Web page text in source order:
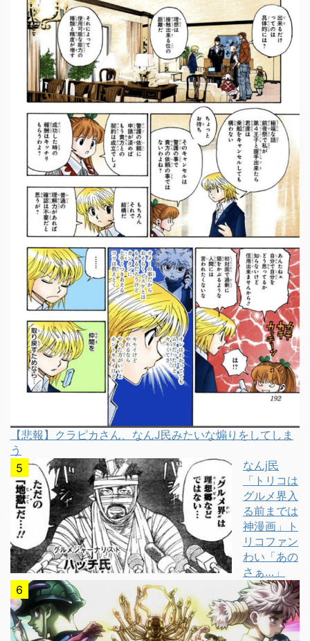
【悲報】クラピカさん、なんJ民みたいな煽りをしてしま
う
なんj民
「トリコは
グルメ界入
る前までは
神漫画」ト
リコファン
わい「あの
さぁ…」